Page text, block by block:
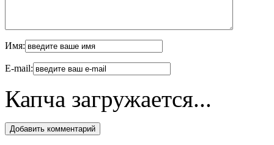
Имя:
E-mail:
Капча загружается...